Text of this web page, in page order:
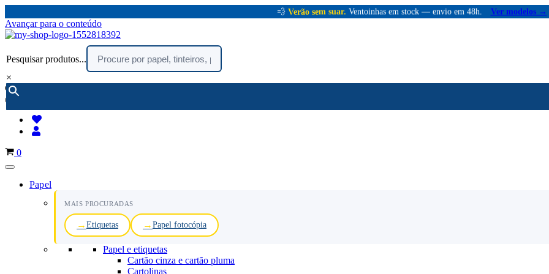
💨 Verão sem suar. Ventoinhas em stock — envio em 48h. Ver modelos →
Avançar para o conteúdo
Pesquisar produtos...
×
encomendar por telefone :
(chamada rede fixa nacional)
Carrinho
0
Papel
MAIS PROCURADAS
Etiquetas Papel fotocópia
Papel e etiquetas
Cartão cinza e cartão pluma
Cartolinas